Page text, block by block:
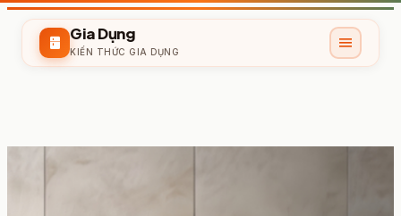
kitchen Gia Dụng
KIẾN THỨC GIA DỤNG menu